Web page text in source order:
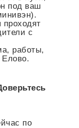
под ваш
с
работы,
Елово.
по